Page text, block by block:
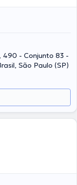
490 - Conjunto 83 -
São Paulo (SP)